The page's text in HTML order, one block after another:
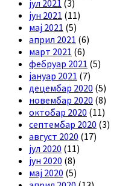
јул 2021 (3)
јун 2021 (11)
мај 2021 (5)
април 2021 (6)
март 2021 (6)
фебруар 2021 (5)
јануар 2021 (7)
децембар 2020 (5)
новембар 2020 (8)
октобар 2020 (11)
септембар 2020 (3)
август 2020 (17)
јул 2020 (11)
јун 2020 (8)
мај 2020 (5)